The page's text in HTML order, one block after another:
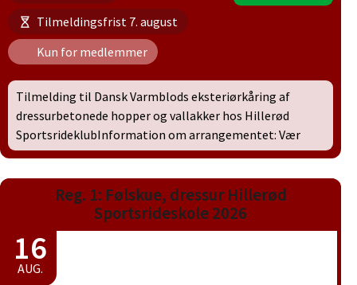
Tilmeldingsfrist 7. august
Kun for medlemmer
Tilmelding til Dansk Varmblods eksteriørkåring af
dressurbetonede hopper og vallakker hos Hillerød
SportsrideklubInformation om arrangementet: Vær
Reg. 1: Følskue, dressur Hillerød
Sportsrideskole 2026
16
AUG.